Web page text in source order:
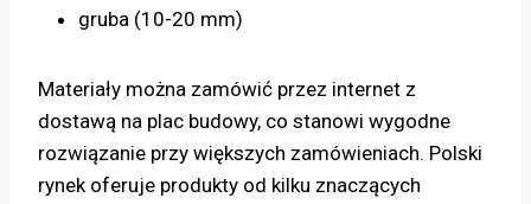
gruba (10-20 mm)
Materiały można zamówić przez internet z
dostawą na plac budowy, co stanowi wygodne
rozwiązanie przy większych zamówieniach. Polski
rynek oferuje produkty od kilku znaczących